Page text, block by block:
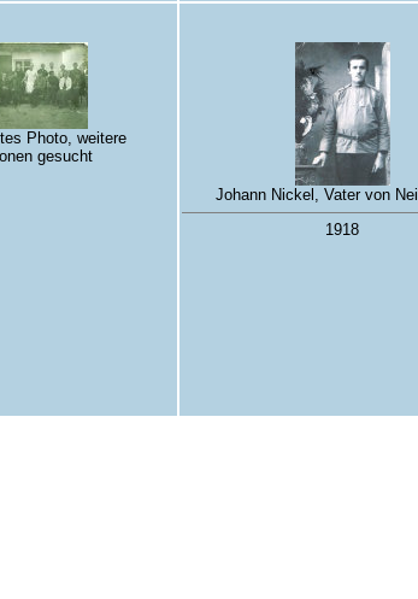
Photo, weitere
gesucht
Johann Nickel, Vater von
1918